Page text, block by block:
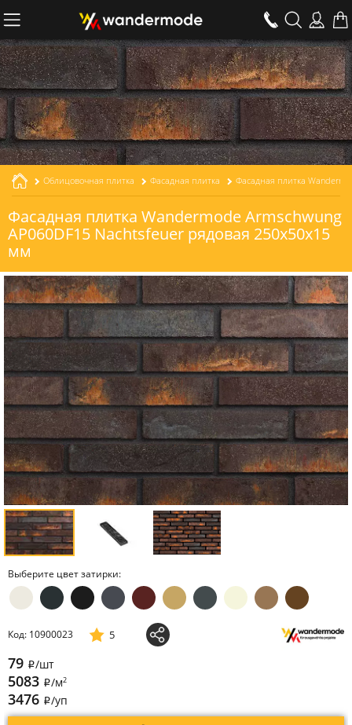
Облицовочная плитка Фасадная плитка
Фасадная плитка Wandermode Armschwung
AP060DF15 Nachtsfeuer рядовая 250x50x15
мм
Выберите цвет затирки:
Код: 10900023 5
79 i/шт
5083 i/м2
3476 i/уп